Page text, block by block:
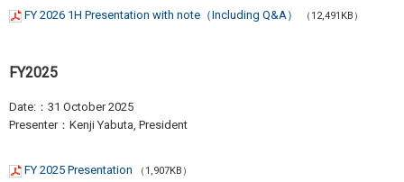
FY 2026 1H Presentation with note（Including Q&A） （12,491KB）
FY2025
Date:：31 October 2025
Presenter：Kenji Yabuta, President
FY 2025 Presentation （1,907KB）